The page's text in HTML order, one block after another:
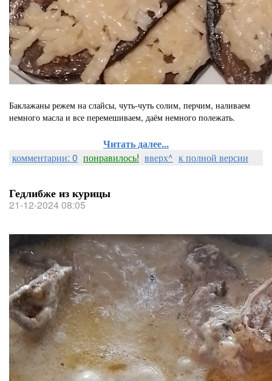
Баклажаны режем на слайсы, чуть-чуть солим, перчим, наливаем
немного масла и все перемешиваем, даём немного полежать.
Читать далее...
комментарии: 0 понравилось! вверх^ к полной версии
Гедлибже из курицы
21-12-2024 08:05